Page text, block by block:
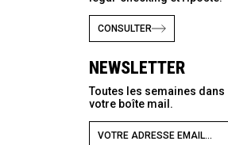
CONSULTER
NEWSLETTER
Toutes les semaines dans
votre boîte mail.